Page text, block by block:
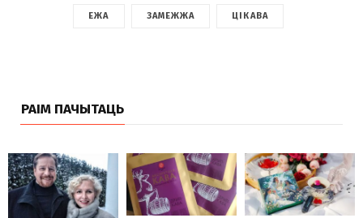
ЕЖА ЗАМЕЖЖА ЦІКАВА
РАІМ ПАЧЫТАЦЬ